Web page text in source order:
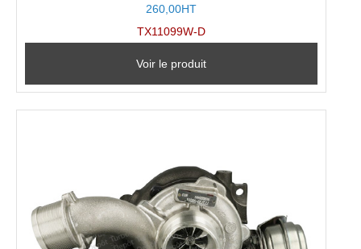
260,00HT
TX11099W-D
Voir le produit